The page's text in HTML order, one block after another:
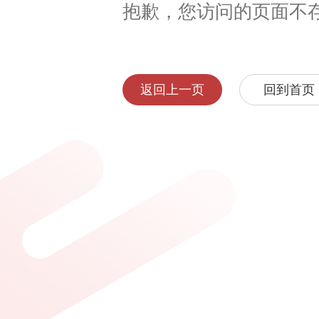
抱歉，您访问的页面不
返回上一页 回到首页